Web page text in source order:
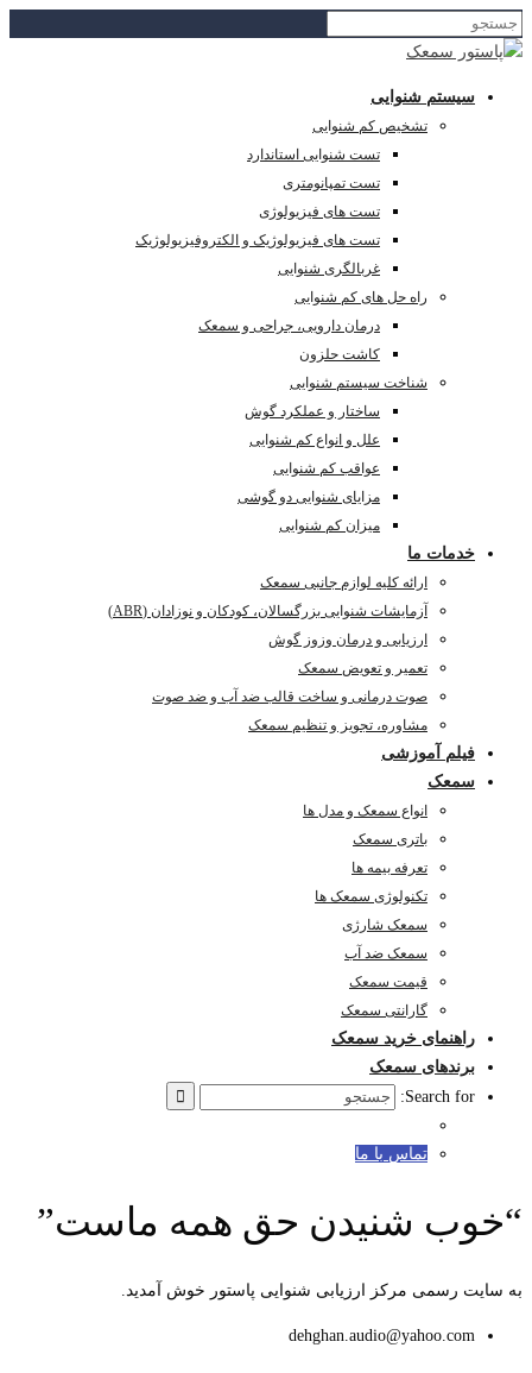
سیستم شنوایی
تشخیص کم شنوایی
تست شنوایی استاندارد
تست تمپانومتری
تست های فیزیولوژی
تست های فیزیولوژیک و الکتروفیزیولوژیک
غربالگری شنوایی
راه حل های کم شنوایی
درمان دارویی، جراحی و سمعک
کاشت حلزون
شناخت سیستم شنوایی
ساختار و عملکرد گوش
علل و انواع کم شنوایی
عواقب کم شنوایی
مزایای شنوایی دو گوشی
میزان کم شنوایی
خدمات ما
ارائه کلیه لوازم جانبی سمعک
آزمایشات شنوایی بزرگسالان، کودکان و نوزادان (ABR)
ارزیابی و درمان وزوز گوش
تعمیر و تعویض سمعک
صوت درمانی و ساخت قالب ضد آب و ضد صوت
مشاوره، تجویز و تنظیم سمعک
فیلم آموزشی
سمعک
انواع سمعک و مدل ها
باتری سمعک
تعرفه بیمه ها
تکنولوژی سمعک ها
سمعک شارژی
سمعک ضد آب
قیمت سمعک
گارانتی سمعک
راهنمای خرید سمعک
برندهای سمعک
Search for:
تماس با ما
“خوب شنیدن حق همه ماست”
به سایت رسمی مرکز ارزیابی شنوایی پاستور خوش آمدید.
dehghan.audio@yahoo.com